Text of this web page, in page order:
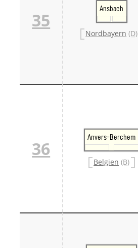
35
Ansbach
Nordbayern (D)
36
Anvers-Berchem
Belgien (B)